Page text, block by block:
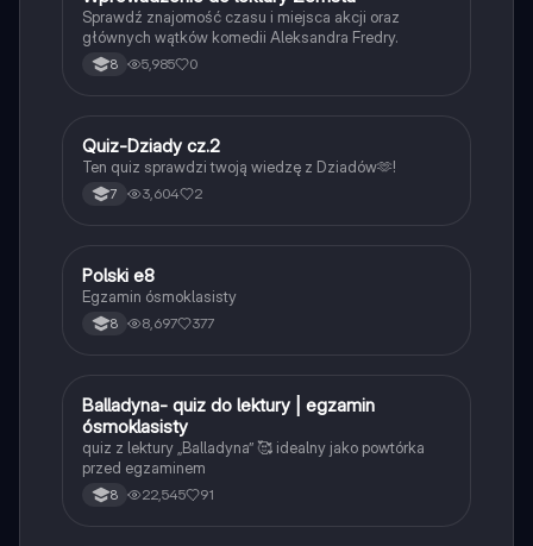
Sprawdź znajomość czasu i miejsca akcji oraz
głównych wątków komedii Aleksandra Fredry.
8 5,985 0
QJęzyk polski
Quiz-Dziady cz.2
Ten quiz sprawdzi twoją wiedzę z Dziadów🫶!
7 3,604 2
Język polski
Polski e8
Egzamin ósmoklasisty
8 8,697 377
BJęzyk polski
Balladyna- quiz do lektury | egzamin
ósmoklasisty
quiz z lektury „Balladyna” 🥰 idealny jako powtórka
przed egzaminem
8 22,545 91